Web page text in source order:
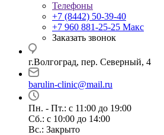
Телефоны
+7 (8442) 50-39-40
+7 960 881-25-25 Макс
Заказать звонок
г.Волгоград, пер. Северный, 4
barulin-clinic@mail.ru
Пн. - Пт.: с 11:00 до 19:00
Сб.: с 10:00 до 14:00
Вс.: Закрыто